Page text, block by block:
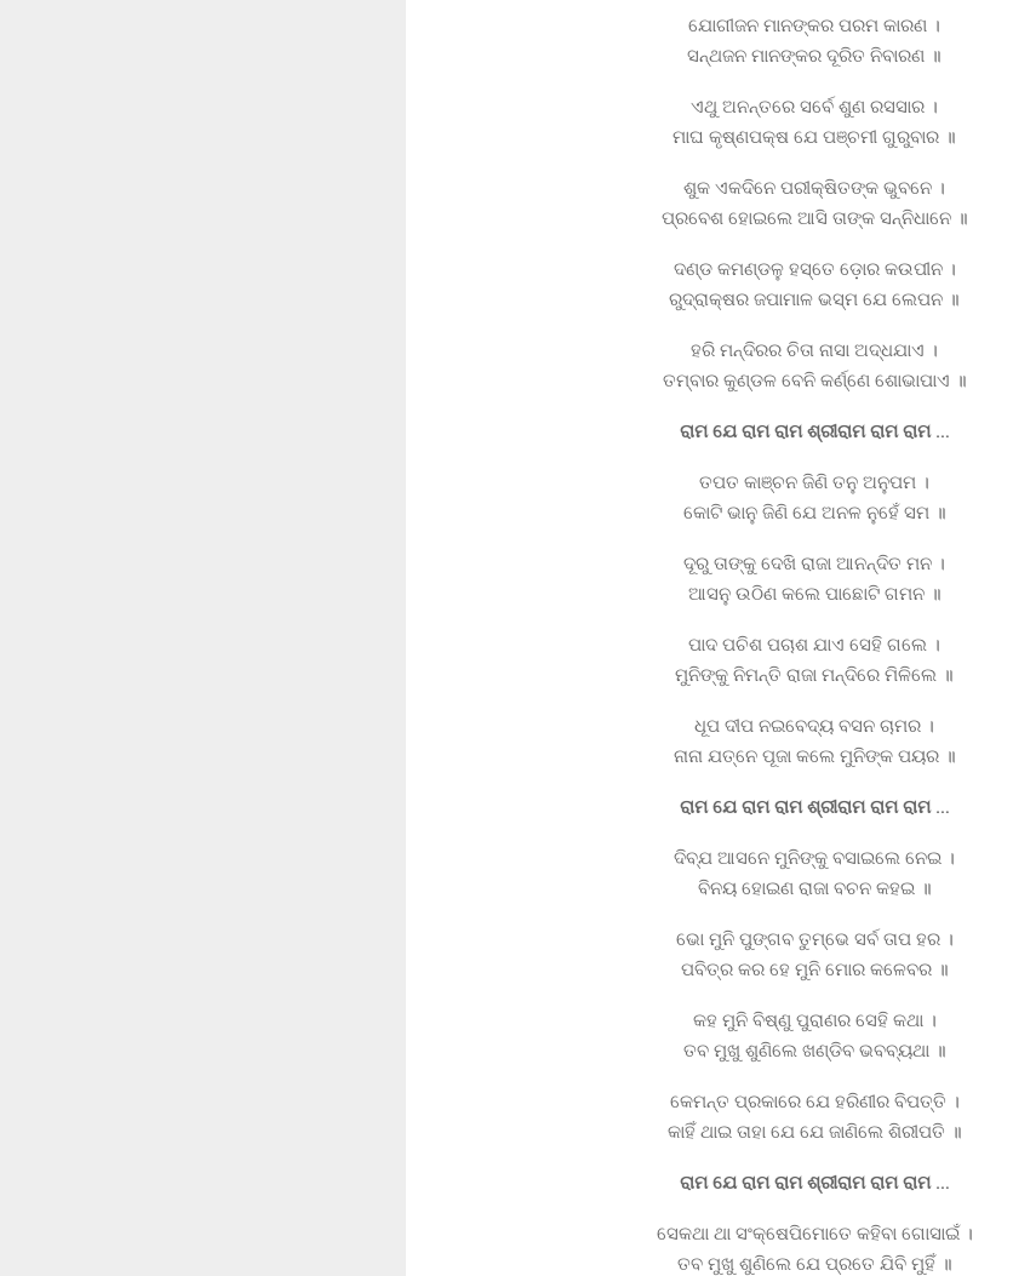
ଯୋଗୀଜନ ମାନଙ୍କର ପରମ କାରଣ ।
ସନ୍ଥଜନ ମାନଙ୍କର ଦୂରିତ ନିବାରଣ ॥
ଏଥୁ ଅନନ୍ତରେ ସର୍ବେ ଶୁଣ ରସସାର ।
ମାଘ କୃଷ୍ଣପକ୍ଷ ଯେ ପଞ୍ଚମୀ ଗୁରୁବାର ॥
ଶୁକ ଏକଦିନେ ପରୀକ୍ଷିତଙ୍କ ଭୁବନେ ।
ପ୍ରବେଶ ହୋଇଲେ ଆସି ତାଙ୍କ ସନ୍ନିଧାନେ ॥
ଦଣ୍ଡ କମଣ୍ଡଳୁ ହସ୍ତେ ଡ଼ୋର କଉପୀନ ।
ରୁଦ୍ରାକ୍ଷର ଜପାମାଳ ଭସ୍ମ ଯେ ଲେପନ ॥
ହରି ମନ୍ଦିରର ଚିତା ନାସା ଅଦ୍ଧଯାଏ ।
ତମ୍ବାର କୁଣ୍ଡଳ ବେନି କର୍ଣ୍ଣେ ଶୋଭାପାଏ ॥
ରାମ ଯେ ରାମ ରାମ ଶ୍ରୀରାମ ରାମ ରାମ …
ତପତ କାଞ୍ଚନ ଜିଣି ତନୁ ଅନୁପମ ।
କୋଟି ଭାନୁ ଜିଣି ଯେ ଅନଳ ନୁହେଁ ସମ ॥
ଦୂରୁ ତାଙ୍କୁ ଦେଖି ରାଜା ଆନନ୍ଦିତ ମନ ।
ଆସନୁ ଉଠିଣ କଲେ ପାଛୋଟି ଗମନ ॥
ପାଦ ପଚିଶ ପଚାଶ ଯାଏ ସେହି ଗଲେ ।
ମୁନିଙ୍କୁ ନିମନ୍ତି ରାଜା ମନ୍ଦିରେ ମିଳିଲେ ॥
ଧୂପ ଦୀପ ନଇବେଦ୍ୟ ବସନ ଚାମର ।
ନାନା ଯତ୍ନେ ପୂଜା କଲେ ମୁନିଙ୍କ ପୟର ॥
ରାମ ଯେ ରାମ ରାମ ଶ୍ରୀରାମ ରାମ ରାମ …
ଦିବ୍ଯ ଆସନେ ମୁନିଙ୍କୁ ବସାଇଲେ ନେଇ ।
ବିନୟ ହୋଇଣ ରାଜା ବଚନ କହଇ ॥
ଭୋ ମୁନି ପୁଙ୍ଗବ ତୁମ୍ଭେ ସର୍ବ ତାପ ହର ।
ପବିତ୍ର କର ହେ ମୁନି ମୋର କଳେବର ॥
କହ ମୁନି ବିଷ୍ଣୁ ପୁରାଣର ସେହି କଥା ।
ତବ ମୁଖୁ ଶୁଣିଲେ ଖଣ୍ଡିବ ଭବବ୍ୟଥା ॥
କେମନ୍ତ ପ୍ରକାରେ ଯେ ହରିଣୀର ବିପତ୍ତି ।
କାହିଁ ଥାଇ ତାହା ଯେ ଯେ ଜାଣିଲେ ଶିରୀପତି ॥
ରାମ ଯେ ରାମ ରାମ ଶ୍ରୀରାମ ରାମ ରାମ …
ସେକଥା ଥା ସଂକ୍ଷେପିମୋତେ କହିବା ଗୋସାଇଁ ।
ତବ ମୁଖୁ ଶୁଣିଲେ ଯେ ପ୍ରତେ ଯିବି ମୁହିଁ ॥